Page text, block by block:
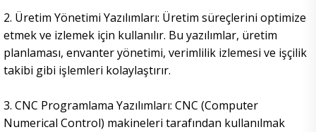
2. Üretim Yönetimi Yazılımları: Üretim süreçlerini optimize
etmek ve izlemek için kullanılır. Bu yazılımlar, üretim
planlaması, envanter yönetimi, verimlilik izlemesi ve işçilik
takibi gibi işlemleri kolaylaştırır.
3. CNC Programlama Yazılımları: CNC (Computer
Numerical Control) makineleri tarafından kullanılmak